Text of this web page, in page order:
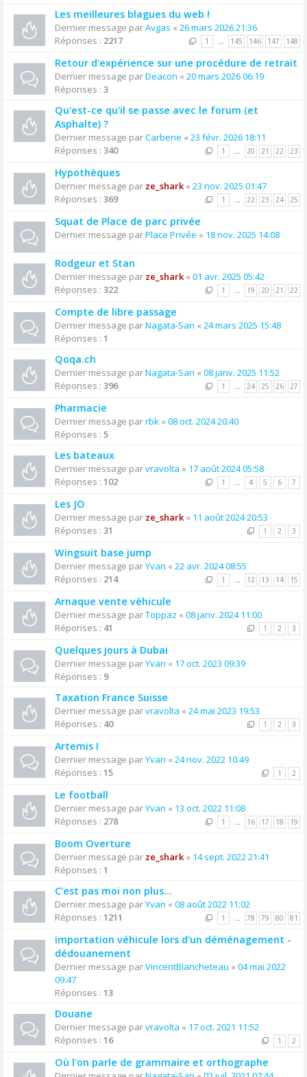
Les meilleures blagues du web !
Dernier message parAvgas « 26 mars 2026 21:36
Réponses : 2217 1 … 145 146 147 148
Retour d'expérience sur une procédure de retrait
Dernier message parDeacon « 20 mars 2026 06:19
Réponses : 3
Qu'est-ce qu'il se passe avec le forum (et
Asphalte) ?
Dernier message parCarbene « 23 févr. 2026 18:11
Réponses : 340 1 … 20 21 22 23
Hypothèques
Dernier message par ze_shark« 23 nov. 2025 01:47
Réponses : 369 1 … 22 23 24 25
Squat de Place de parc privée
Dernier message parPlace Privée « 18 nov. 2025 14:08
Rodgeur et Stan
Dernier message par ze_shark« 01 avr. 2025 05:42
Réponses : 322 1 … 19 20 21 22
Compte de libre passage
Dernier message parNagata-San « 24 mars 2025 15:48
Réponses : 1
Qoqa.ch
Dernier message parNagata-San « 08 janv. 2025 11:52
Réponses : 396 1 … 24 25 26 27
Pharmacie
Dernier message parrbk « 08 oct. 2024 20:40
Réponses : 5
Les bateaux
Dernier message parvravolta « 17 août 2024 05:58
Réponses : 102 1 … 4 5 6 7
Les JO
Dernier message par ze_shark« 11 août 2024 20:53
Réponses : 31 1 2 3
Wingsuit base jump
Dernier message parYvan « 22 avr. 2024 08:55
Réponses : 214 1 … 12 13 14 15
Arnaque vente véhicule
Dernier message parToppaz « 08 janv. 2024 11:00
Réponses : 41 1 2 3
Quelques jours à Dubai
Dernier message parYvan « 17 oct. 2023 09:39
Réponses : 9
Taxation France Suisse
Dernier message parvravolta « 24 mai 2023 19:53
Réponses : 40 1 2 3
Artemis I
Dernier message parYvan « 24 nov. 2022 10:49
Réponses : 15 1 2
Le football
Dernier message parYvan « 13 oct. 2022 11:08
Réponses : 278 1 … 16 17 18 19
Boom Overture
Dernier message par ze_shark« 14 sept. 2022 21:41
Réponses : 1
C'est pas moi non plus...
Dernier message parYvan « 08 août 2022 11:02
Réponses : 1211 1 … 78 79 80 81
importation véhicule lors d'un déménagement -
dédouanement
Dernier message parVincentBlancheteau « 04 mai 2022
09:47
Réponses : 13
Douane
Dernier message parvravolta « 17 oct. 2021 11:52
Réponses : 16 1 2
Où l'on parle de grammaire et orthographe